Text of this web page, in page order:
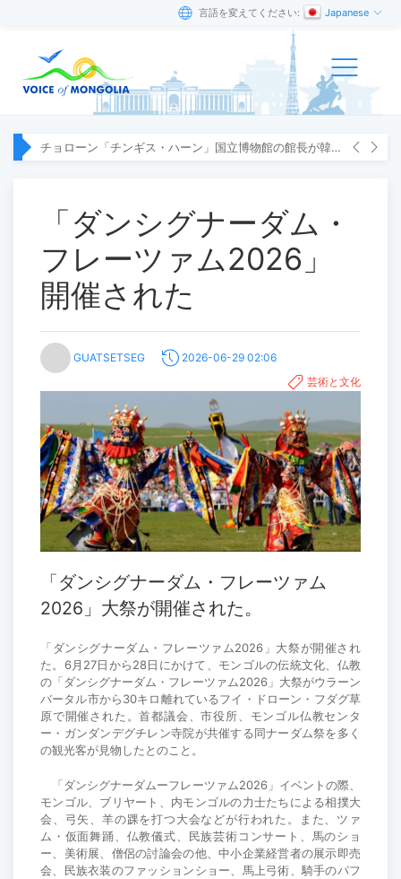
言語を変えてください: Japanese
チョローン「チンギス・ハーン」国立博物館の館長が韓国へ出張
「ダンシグナーダム・
フレーツァム2026」
開催された
GUATSETSEG
2026-06-29 02:06
芸術と文化
「ダンシグナーダム・フレーツァム
2026」大祭が開催された。
「ダンシグナーダム・フレーツァム2026」大祭が開催され
た。6月27日から28日にかけて、モンゴルの伝統文化、仏教
の「ダンシグナーダム・フレーツァム2026」大祭がウラーン
バータル市から30キロ離れているフイ・ドローン・フダグ草
原で開催された。首都議会、市役所、モンゴル仏教センタ
ー・ガンダンデグチレン寺院が共催する同ナーダム祭を多く
の観光客が見物したとのこと。
「ダンシグナーダムーフレーツァム2026」イベントの際、
モンゴル、ブリヤート、内モンゴルの力士たちによる相撲大
会、弓矢、羊の踝を打つ大会などが行われた。また、ツァ
ム・仮面舞踊、仏教儀式、民族芸術コンサート、馬のショ
ー、美術展、僧侶の討論会の他、中小企業経営者の展示即売
会、民族衣装のファッションショー、馬上弓術、騎手のパフ